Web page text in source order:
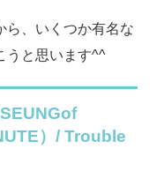
ら、いくつか有名な
うと思います^^
）/ Trouble